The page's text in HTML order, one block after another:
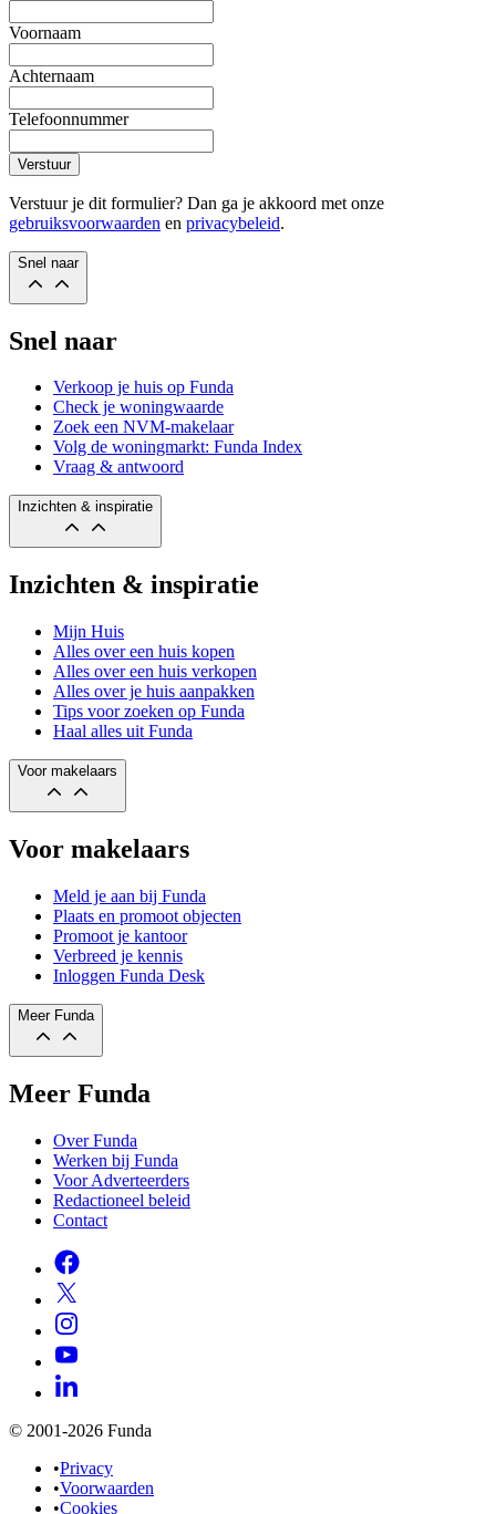
Voornaam
Achternaam
Telefoonnummer
Verstuur
Verstuur je dit formulier? Dan ga je akkoord met onze
gebruiksvoorwaarden en privacybeleid.
Snel naar
Snel naar
Verkoop je huis op Funda
Check je woningwaarde
Zoek een NVM-makelaar
Volg de woningmarkt: Funda Index
Vraag & antwoord
Inzichten & inspiratie
Inzichten & inspiratie
Mijn Huis
Alles over een huis kopen
Alles over een huis verkopen
Alles over je huis aanpakken
Tips voor zoeken op Funda
Haal alles uit Funda
Voor makelaars
Voor makelaars
Meld je aan bij Funda
Plaats en promoot objecten
Promoot je kantoor
Verbreed je kennis
Inloggen Funda Desk
Meer Funda
Meer Funda
Over Funda
Werken bij Funda
Voor Adverteerders
Redactioneel beleid
Contact
© 2001-2026 Funda
•Privacy
•Voorwaarden
•Cookies